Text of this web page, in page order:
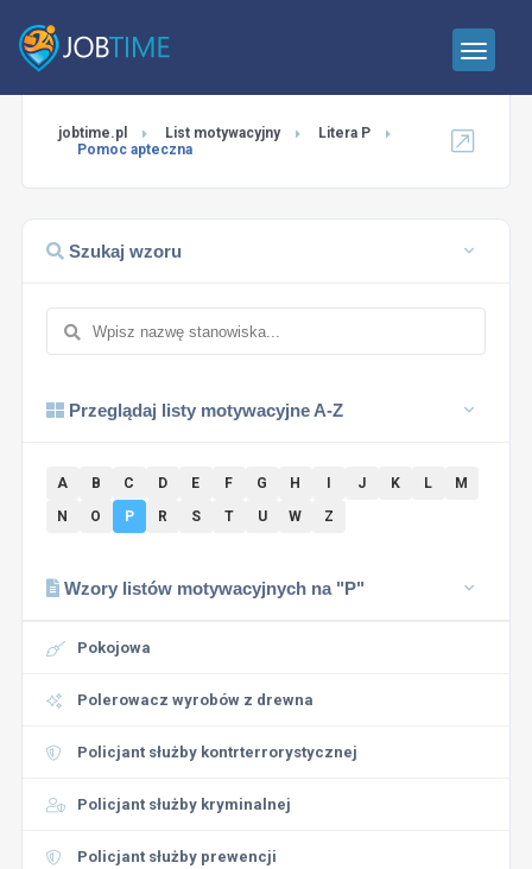
jobtime.pl List motywacyjny
Litera P
Pomoc apteczna
Szukaj wzoru
Przeglądaj listy motywacyjne A-Z
A B C D E F G H J K L
M
N
O P R S T U W Z
Wzory listów motywacyjnych na "P"
Pokojowa
Polerowacz wyrobów z drewna
Policjant służby kontrterrorystycznej
Policjant służby kryminalnej
Policjant służby prewencji